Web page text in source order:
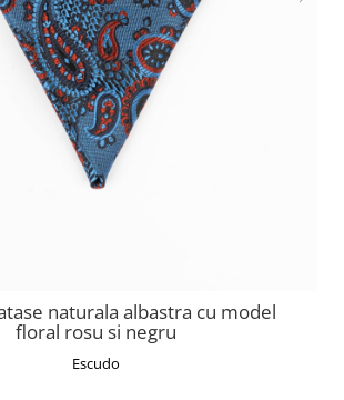
naturala albastra cu model
floral rosu si negru
Escudo